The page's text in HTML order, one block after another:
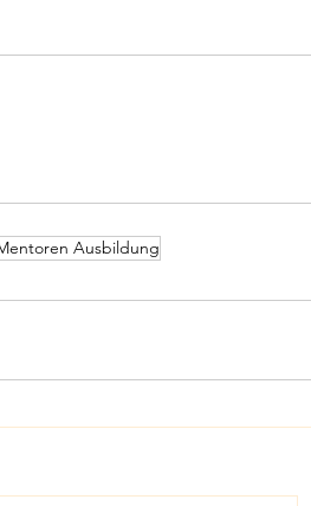
Ausbildung